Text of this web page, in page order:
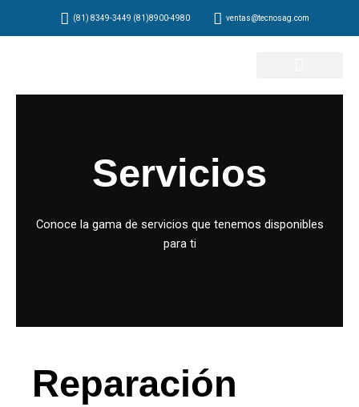
(81) 8349-3449 (81)8900-4980 ventas@tecnosag.com
Servicios
Conoce la gama de servicios que tenemos disponibles
para ti
Reparación